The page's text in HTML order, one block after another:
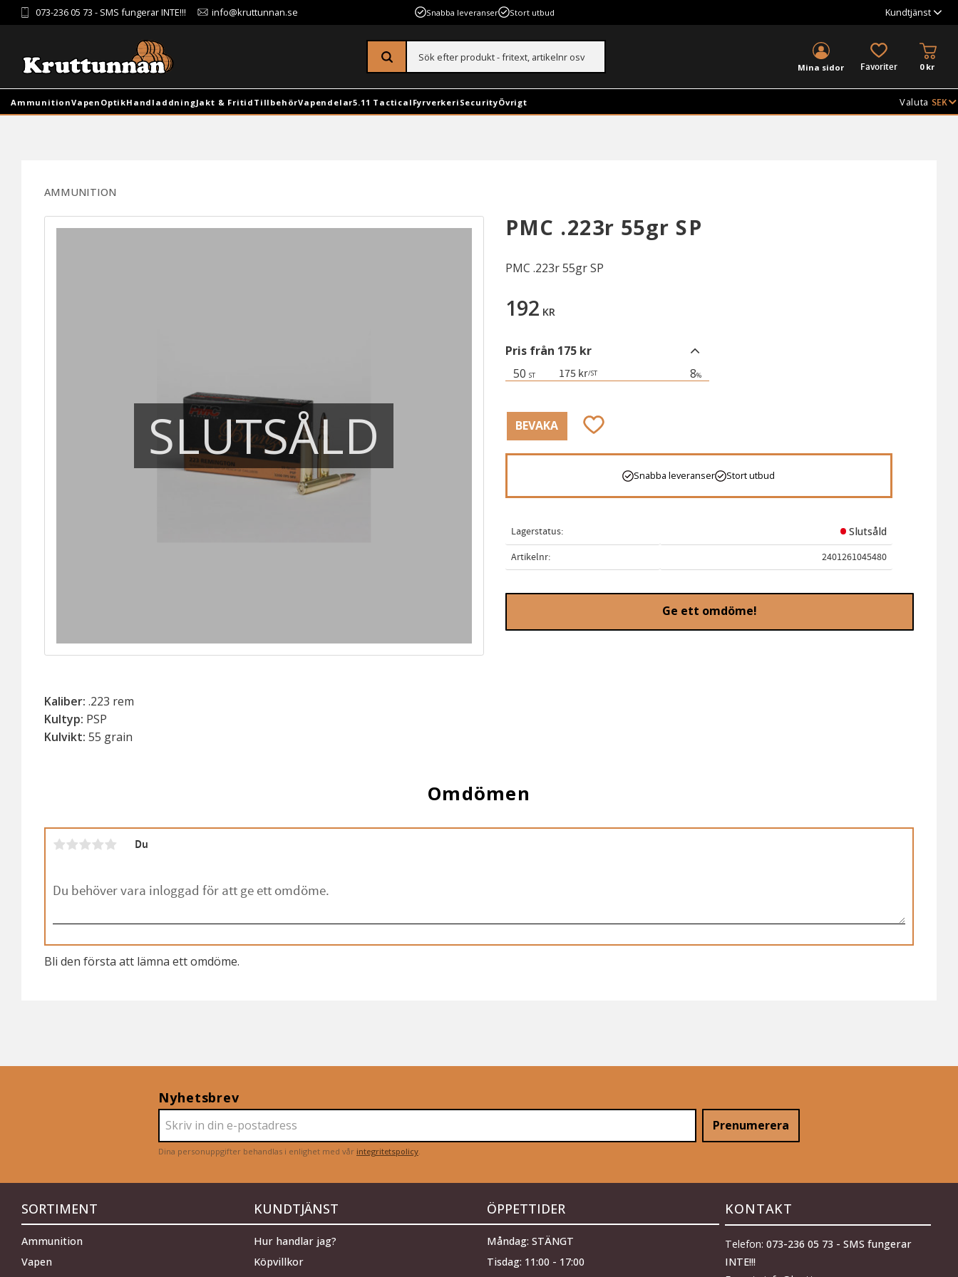
073-236 05 73 - SMS fungerar INTE!!! info@kruttunnan.se Snabba leveranser Stort utbud Kundtjänst
Mina sidor FAVORITER 0kr
AmmunitionVapen OptikHandladdningJakt & Fritid TillbehörVapendelar5.11 Tactical Fyrverkeri SecurityÖvrigt Valuta
AMMUNITION
PMC .223r 55gr SP
PMC .223r 55gr SP
SLUTSÅLD
192 KR
Pris från 175 kr
50 ST 175 kr/ST 8%
Lägg till i favoriter
BEVAKA
Snabba leveranser Stort utbud
Lagerstatus
Slutsåld
Artikelnr
2401261045480
Ge ett omdöme!
Kaliber: .223 rem
Kultyp: PSP
Kulvikt: 55 grain
Omdömen
Du
Bli den första att lämna ett omdöme.
Nyhetsbrev
Prenumerera
Dina personuppgifter behandlas i enlighet med vår integritetspolicy.
SORTIMENT
Ammunition
Vapen
KUNDTJÄNST
Hur handlar jag?
Köpvillkor
ÖPPETTIDER
Måndag: STÄNGT
Tisdag: 11:00 - 17:00
KONTAKT
Telefon: 073-236 05 73 - SMS fungerar
INTE!!!